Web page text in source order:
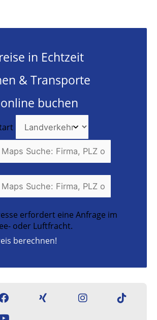
in Echtzeit
& Transporte
buchen
erfordert eine Anfrage im
oder Luftfracht.
berechnen!